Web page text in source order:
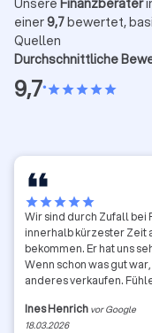
Unsere Finanzberater
einer9,7bewertet,
Quellen
Durchschnittliche
9,7•starstarstarstarstar
starstarstarstarstar
Wir sind durch Zufall bei
innerhalb kürzester
bekommen. Er hat uns
Wenn schon was gut
anderes verkaufen.
Ines Henrich vor Google
18.03.2026